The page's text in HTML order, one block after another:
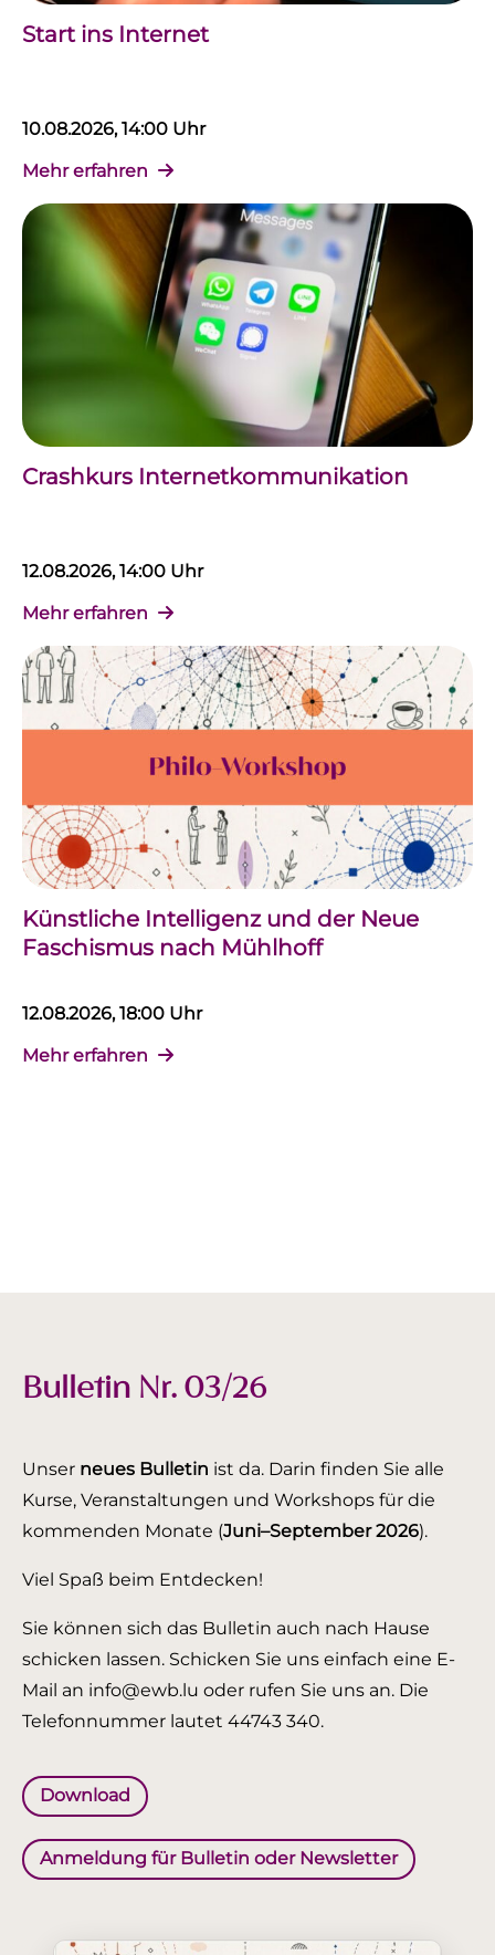
Start ins Internet
10.08.2026, 14:00 Uhr
Mehr erfahren
Crashkurs Internetkommunikation
12.08.2026, 14:00 Uhr
Mehr erfahren
Künstliche Intelligenz und der Neue
Faschismus nach Mühlhoff
12.08.2026, 18:00 Uhr
Mehr erfahren
Bulletin Nr. 03/26
Unser neues Bulletin ist da. Darin finden Sie alle
Kurse, Veranstaltungen und Workshops für die
kommenden Monate (Juni–September 2026).
Viel Spaß beim Entdecken!
Sie können sich das Bulletin auch nach Hause
schicken lassen. Schicken Sie uns einfach eine E-
Mail an info@ewb.lu oder rufen Sie uns an. Die
Telefonnummer lautet 44743 340.
Download
Anmeldung für Bulletin oder Newsletter